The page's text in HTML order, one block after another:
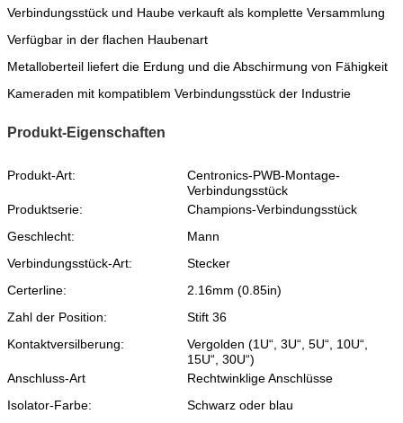
Verbindungsstück und Haube verkauft als komplette Versammlung
Verfügbar in der flachen Haubenart
Metalloberteil liefert die Erdung und die Abschirmung von Fähigkeit
Kameraden mit kompatiblem Verbindungsstück der Industrie
Produkt-Eigenschaften
Produkt-Art:
Centronics-PWB-Montage-
Verbindungsstück
Produktserie:
Champions-Verbindungsstück
Geschlecht:
Mann
Verbindungsstück-Art:
Stecker
Certerline:
2.16mm (0.85in)
Zahl der Position:
Stift 36
Kontaktversilberung:
Vergolden (1U“, 3U“, 5U“, 10U“,
15U“, 30U“)
Anschluss-Art
Rechtwinklige Anschlüsse
Isolator-Farbe:
Schwarz oder blau